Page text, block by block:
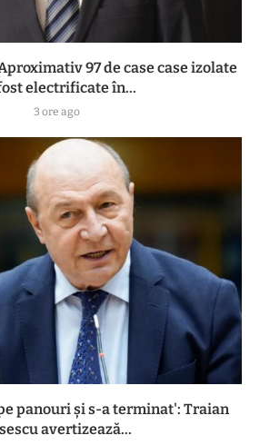
97 de case case izolate
electrificate în...
3 ore ago
panouri și s-a terminat': Traian
avertizează...